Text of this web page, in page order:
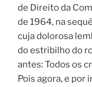
de Direito da
de 1964, na
cuja dolorosa
do estribilho do
antes: Todos os
Pois agora, e por